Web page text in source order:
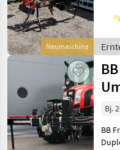
Neumaschine
BB
BB
Bj.
BB
Duplex